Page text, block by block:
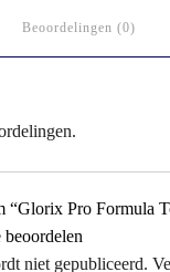
Beoordelingen (0)
“Glorix Pro Formula
niet gepubliceerd.